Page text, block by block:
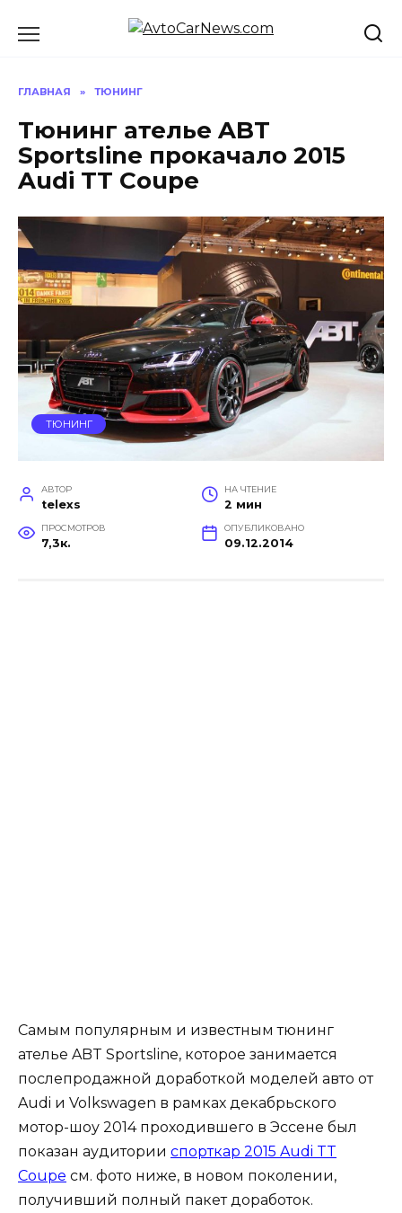
ГЛАВНАЯ » ТЮНИНГ
Тюнинг ателье ABT
Sportsline прокачало 2015
Audi TT Coupe
ТЮНИНГ
АВТОР
telexs
НА ЧТЕНИЕ
2 мин
ПРОСМОТРОВ
7,3к.
ОПУБЛИКОВАНО
09.12.2014
Самым популярным и известным тюнинг
ателье ABT Sportsline, которое занимается
послепродажной доработкой моделей авто от
Audi и Volkswagen в рамках декабрьского
мотор-шоу 2014 проходившего в Эссене был
показан аудитории спорткар 2015 Audi TT
Coupe см. фото ниже, в новом поколении,
получивший полный пакет доработок.